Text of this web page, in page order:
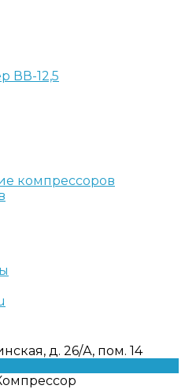
ВВ-12,5
компрессоров
д. 26/А, пом. 14